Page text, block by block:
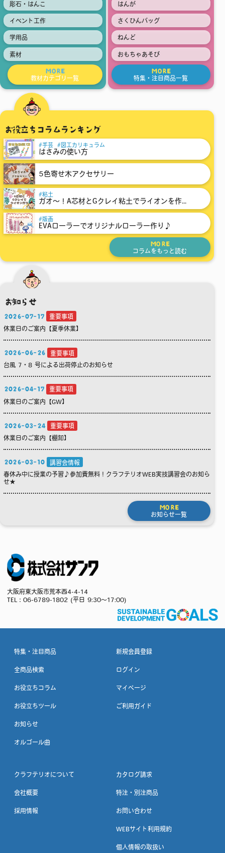
彫石・はんこ
イベント工作
学用品
素材
MORE
教材カテゴリ一覧
はんが
さくひんバッグ
ねんど
おもちゃあそび
MORE
特集・注目商品一覧
お役立ちコラムランキング
手芸 図工カリキュラム
はさみの使い方
5色寄せ木アクセサリー
粘土
ガオ～！A芯材とGクレイ粘土でライオンを作...
版画
EVAローラーでオリジナルローラー作り♪
MORE
コラムをもっと読む
お知らせ
2026-07-17
重要事項
休業日のご案内【夏季休業】
2026-06-26
重要事項
台風 7・8 号による出荷停止のお知らせ
2026-04-17
重要事項
休業日のご案内【GW】
2026-03-24
重要事項
休業日のご案内【棚卸】
2026-03-10
講習会情報
春休み中に授業の予習♪参加費無料！クラフテリオWEB実技講習会のお知ら
せ★
MORE
お知らせ一覧
大阪府東大阪市荒本西4-4-14
TEL： 06-6789-1802 (平日 9:30～17:00)
特集・注目商品
全商品検索
お役立ちコラム
お役立ちツール
お知らせ
オルゴール曲
新規会員登録
ログイン
マイページ
ご利用ガイド
クラフテリオについて
会社概要
採用情報
カタログ請求
特注・別注商品
お問い合わせ
WEBサイト利用規約
個人情報の取扱い